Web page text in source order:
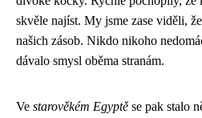
skvěle najíst. My jsme zase viděli,
našich zásob. Nikdo nikoho
dávalo smysl oběma stranám.
Ve starověkém Egyptě se pak stalo